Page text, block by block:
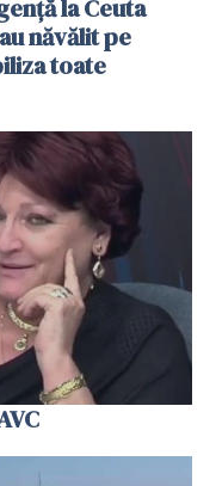
la Ceuta
năvălit pe
toate